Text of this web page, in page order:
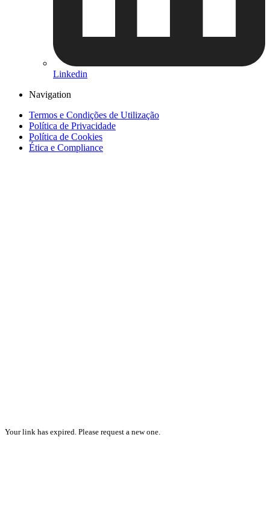
Linkedin
Navigation
Termos e Condições de Utilização
Política de Privacidade
Política de Cookies
Ética e Compliance
Your link has expired. Please request a new one.